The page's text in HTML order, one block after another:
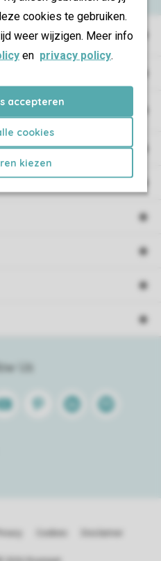
cookies te gebruiken.
weer wijzigen. Meer info
en privacy policy.
accepteren
cookies
kiezen
Us
PinterestLinkedinSpotify